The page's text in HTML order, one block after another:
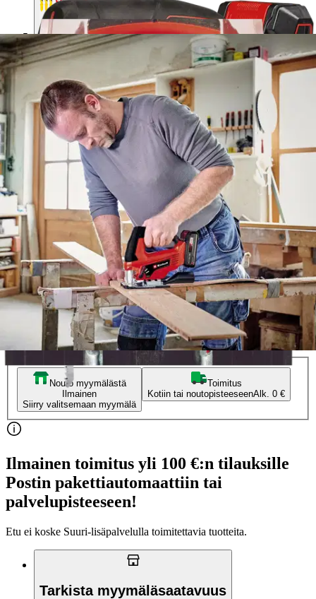
Einhell
Einhell akkupistosaha TC-JS
18 Li 1 x 2,5 Ah
97,67 €
Asiakasomistajahinta
Hinta ilman S-Etukorttia: 114,90 €
Verkkokaupan hinta
Valitse toimitustapa
Nouto myymälästä
Ilmainen
Siirry valitsemaan myymälä
Toimitus
Kotiin tai noutopisteeseenAlk. 0 €
Ilmainen toimitus yli 100 €:n tilauksille
Postin pakettiautomaattiin tai
palvelupisteeseen!
Etu ei koske Suuri‑lisäpalvelulla toimitettavia tuotteita.
Tarkista myymäläsaatavuus